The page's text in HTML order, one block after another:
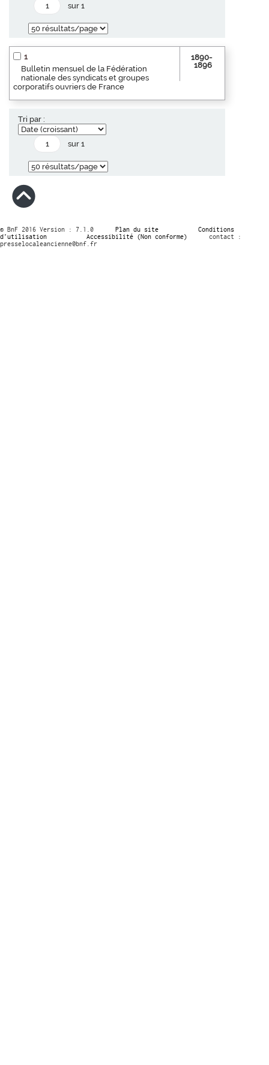
sur 1
1
Bulletin mensuel de la Fédération
nationale des syndicats et groupes
corporatifs ouvriers de France
1890-
1896
Tri par :
sur 1
© BnF 2016 Version : 7.1.0 Plan du site
Conditions
d’utilisation
Accessibilité (Non conforme)
contact :
presselocaleancienne@bnf.fr